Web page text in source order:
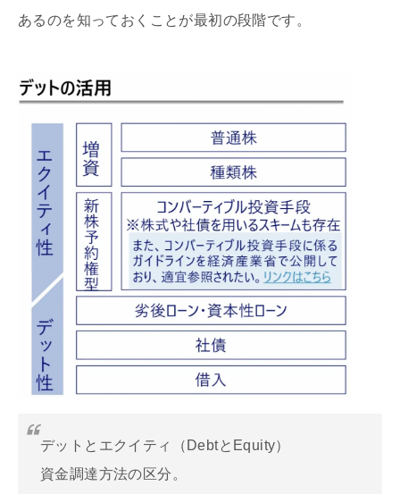
あるのを知っておくことが最初の段階です。
デットとエクイティ（DebtとEquity）
資金調達方法の区分。